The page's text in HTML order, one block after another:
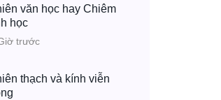
văn học hay Chiêm
học
trước
thạch và kính viễn